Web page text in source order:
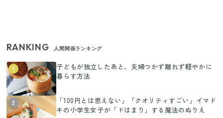
RANKING 人間関係ランキング
1
子どもが独立したあと、夫婦つかず離れず軽やかに
暮らす方法
2
「100円とは思えない」「クオリティすごい」イマド
キの小学生女子が「ドはまり」する魔法のぬりえ